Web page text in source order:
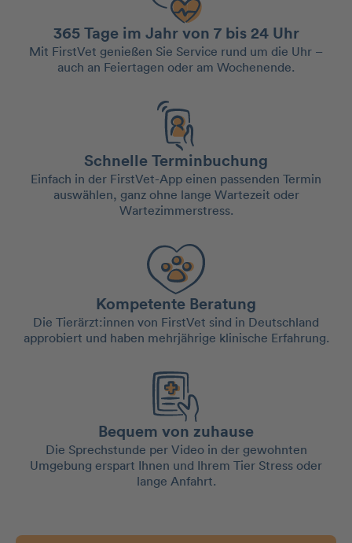
365 Tage im Jahr von 7 bis 24 Uhr
Mit FirstVet genießen Sie Service rund um die Uhr –
auch an Feiertagen oder am Wochenende.
Schnelle Terminbuchung
Einfach in der FirstVet-App einen passenden Termin
auswählen, ganz ohne lange Wartezeit oder
Wartezimmerstress.
Kompetente Beratung
Die Tierärzt:innen von FirstVet sind in Deutschland
approbiert und haben mehrjährige klinische Erfahrung.
Bequem von zuhause
Die Sprechstunde per Video in der gewohnten
Umgebung erspart Ihnen und Ihrem Tier Stress oder
lange Anfahrt.